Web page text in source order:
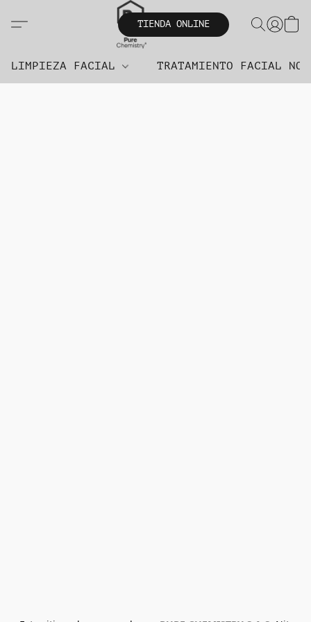
TIENDA ONLINE
LIMPIEZA FACIAL TRATAMIENTO FACIAL